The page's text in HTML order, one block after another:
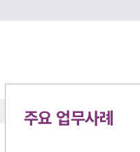
주요 업무사례